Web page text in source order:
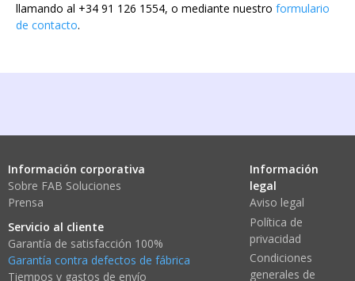
llamando al +34 91 126 1554, o mediante nuestro formulario
de contacto.
Información corporativa
Sobre FAB Soluciones
Prensa
Servicio al cliente
Garantía de satisfacción 100%
Garantía contra defectos de fábrica
Tiempos y gastos de envío
Información
legal
Aviso legal
Política de
privacidad
Condiciones
generales de